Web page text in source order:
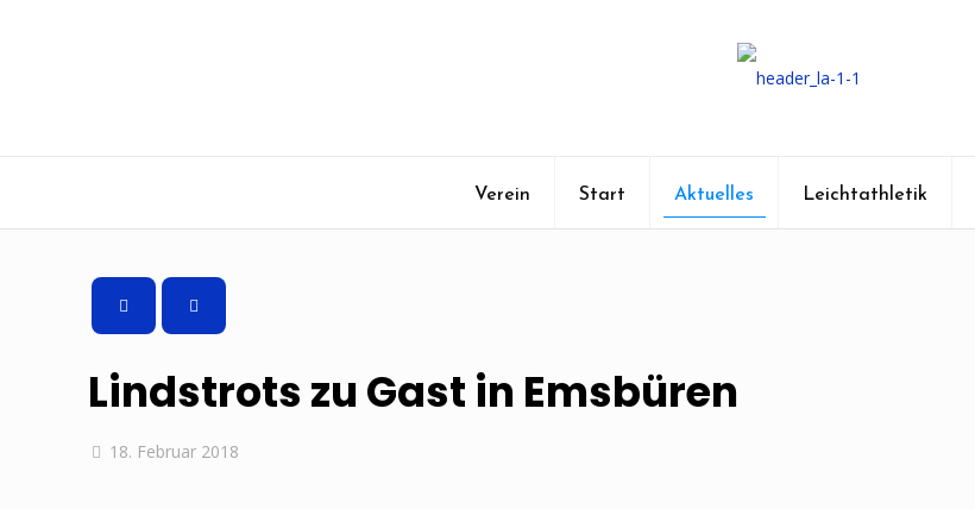
Verein Start Aktuelles Leichtathletik
Lindstrots zu Gast in Emsbüren
18. Februar 2018